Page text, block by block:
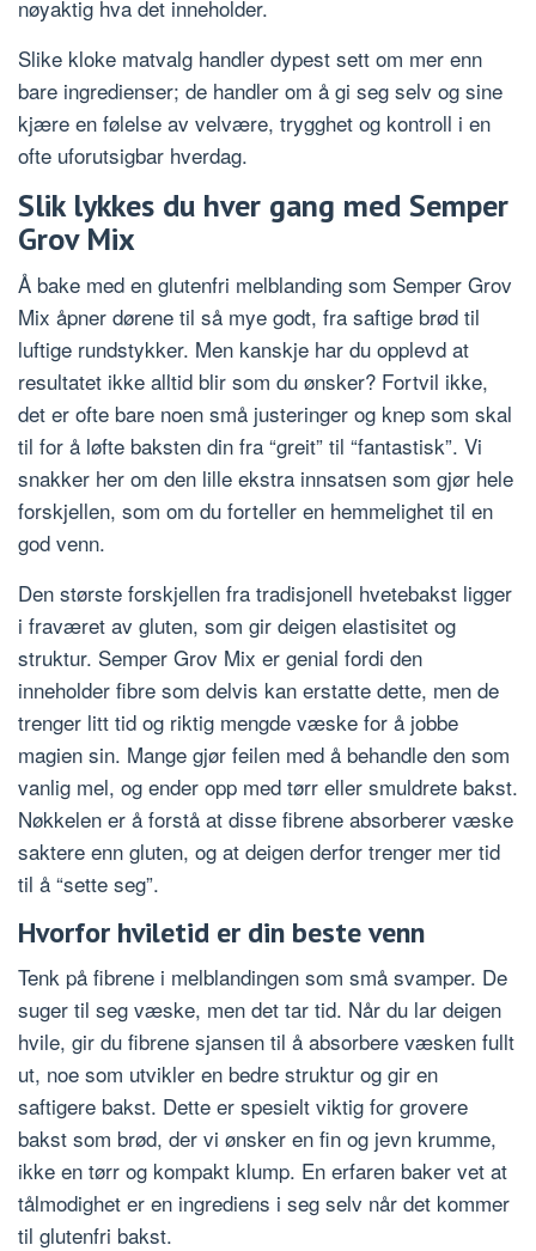
nøyaktig hva det inneholder.
Slike kloke matvalg handler dypest sett om mer enn
bare ingredienser; de handler om å gi seg selv og sine
kjære en følelse av velvære, trygghet og kontroll i en
ofte uforutsigbar hverdag.
Slik lykkes du hver gang med Semper
Grov Mix
Å bake med en glutenfri melblanding som Semper Grov
Mix åpner dørene til så mye godt, fra saftige brød til
luftige rundstykker. Men kanskje har du opplevd at
resultatet ikke alltid blir som du ønsker? Fortvil ikke,
det er ofte bare noen små justeringer og knep som skal
til for å løfte baksten din fra “greit” til “fantastisk”. Vi
snakker her om den lille ekstra innsatsen som gjør hele
forskjellen, som om du forteller en hemmelighet til en
god venn.
Den største forskjellen fra tradisjonell hvetebakst ligger
i fraværet av gluten, som gir deigen elastisitet og
struktur. Semper Grov Mix er genial fordi den
inneholder fibre som delvis kan erstatte dette, men de
trenger litt tid og riktig mengde væske for å jobbe
magien sin. Mange gjør feilen med å behandle den som
vanlig mel, og ender opp med tørr eller smuldrete bakst.
Nøkkelen er å forstå at disse fibrene absorberer væske
saktere enn gluten, og at deigen derfor trenger mer tid
til å “sette seg”.
Hvorfor hviletid er din beste venn
Tenk på fibrene i melblandingen som små svamper. De
suger til seg væske, men det tar tid. Når du lar deigen
hvile, gir du fibrene sjansen til å absorbere væsken fullt
ut, noe som utvikler en bedre struktur og gir en
saftigere bakst. Dette er spesielt viktig for grovere
bakst som brød, der vi ønsker en fin og jevn krumme,
ikke en tørr og kompakt klump. En erfaren baker vet at
tålmodighet er en ingrediens i seg selv når det kommer
til glutenfri bakst.